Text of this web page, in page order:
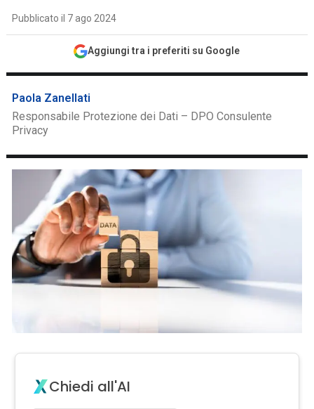
Pubblicato il 7 ago 2024
Aggiungi tra i preferiti su Google
Paola Zanellati
Responsabile Protezione dei Dati – DPO Consulente
Privacy
Chiedi all'AI